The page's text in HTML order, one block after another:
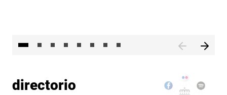
directorio